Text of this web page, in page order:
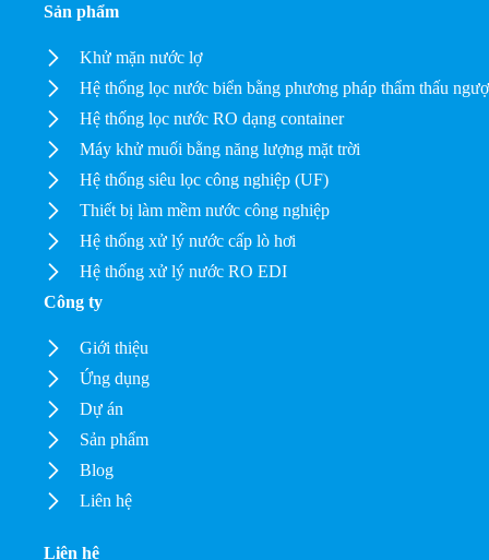
Sản phẩm
Khử mặn nước lợ
Hệ thống lọc nước biển bằng phương pháp thẩm thấu
Hệ thống lọc nước RO dạng container
Máy khử muối bằng năng lượng mặt trời
Hệ thống siêu lọc công nghiệp (UF)
Thiết bị làm mềm nước công nghiệp
Hệ thống xử lý nước cấp lò hơi
Hệ thống xử lý nước RO EDI
Công ty
Giới thiệu
Ứng dụng
Dự án
Sản phẩm
Blog
Liên hệ
Liên hệ